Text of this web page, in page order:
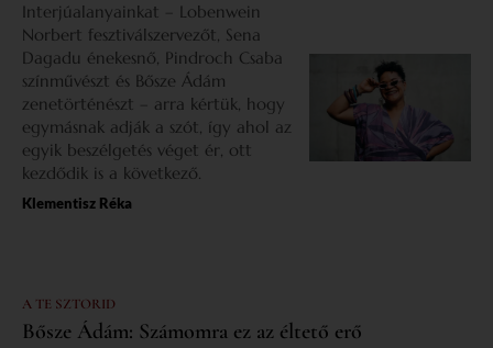
Interjúalanyainkat – Lobenwein
Norbert fesztiválszervezőt, Sena
Dagadu énekesnő, Pindroch Csaba
színművészt és Bősze Ádám
zenetörténészt – arra kértük, hogy
egymásnak adják a szót, így ahol az
egyik beszélgetés véget ér, ott
kezdődik is a következő.
Klementisz Réka
A TE SZTORID
Bősze Ádám: Számomra ez az éltető erő